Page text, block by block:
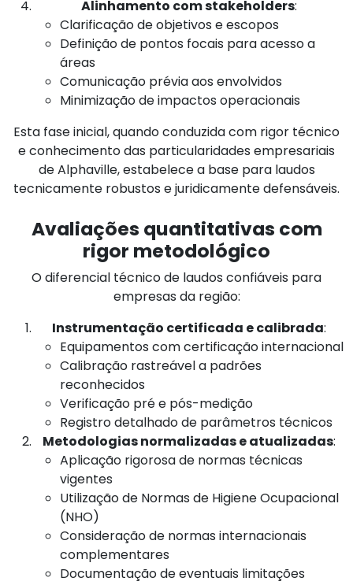
Alinhamento com stakeholders:
Clarificação de objetivos e escopos
Definição de pontos focais para acesso a
áreas
Comunicação prévia aos envolvidos
Minimização de impactos operacionais
Esta fase inicial, quando conduzida com rigor técnico
e conhecimento das particularidades empresariais
de Alphaville, estabelece a base para laudos
tecnicamente robustos e juridicamente defensáveis.
Avaliações quantitativas com
rigor metodológico
O diferencial técnico de laudos confiáveis para
empresas da região:
Instrumentação certificada e calibrada:
Equipamentos com certificação internacional
Calibração rastreável a padrões
reconhecidos
Verificação pré e pós-medição
Registro detalhado de parâmetros técnicos
Metodologias normalizadas e atualizadas:
Aplicação rigorosa de normas técnicas
vigentes
Utilização de Normas de Higiene Ocupacional
(NHO)
Consideração de normas internacionais
complementares
Documentação de eventuais limitações